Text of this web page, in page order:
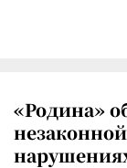
«Родина»